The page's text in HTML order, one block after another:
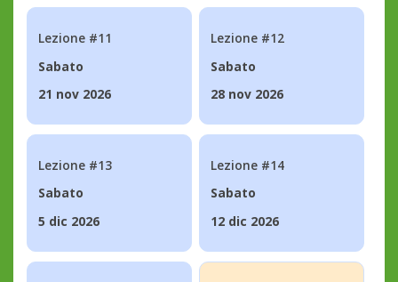
Lezione #11
Sabato
21 nov 2026
Lezione #12
Sabato
28 nov 2026
Lezione #13
Sabato
5 dic 2026
Lezione #14
Sabato
12 dic 2026